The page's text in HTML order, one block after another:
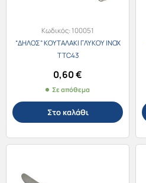
Κωδικός:100051
“ΔΗΛΟΣ” ΚΟΥΤΑΛΑΚΙ ΓΛΥΚΟΥ ΙΝΟΧ
TTC43
0,60€
Σε απόθεμα
Στο καλάθι